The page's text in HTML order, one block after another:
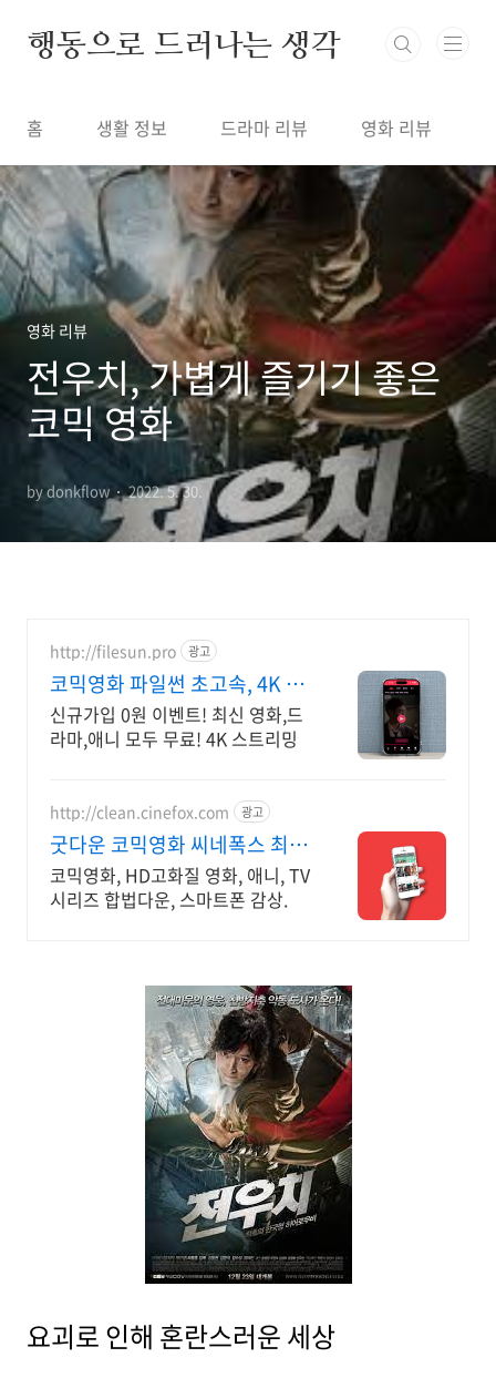
행동으로 드러나는 생각
홈 생활 정보 드라마 리뷰 영화 리뷰
영화 리뷰
전우치, 가볍게 즐기기 좋은
코믹 영화
by donkflow 2022. 5. 30.
http://filesun.pro 광고
코믹영화 파일썬 초고속, 4K 실
시간 보기!
신규가입 0원 이벤트! 최신 영화,드
라마,애니 모두 무료! 4K 스트리밍
http://clean.cinefox.com 광고
굿다운 코믹영화 씨네폭스 최대
3만원+10%추가적립
코믹영화, HD고화질 영화, 애니, TV
시리즈 합법다운, 스마트폰 감상.
요괴로 인해 혼란스러운 세상